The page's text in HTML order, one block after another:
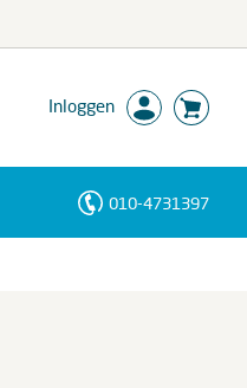
Inloggen
010-4731397